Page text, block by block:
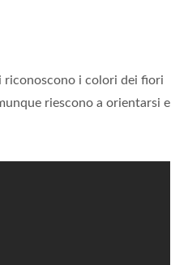
riconoscono i colori dei fiori
riescono a orientarsi e